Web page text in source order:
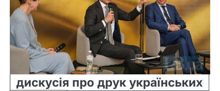
дискусія про друк українських